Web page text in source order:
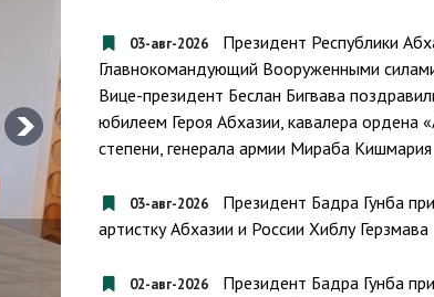
Вооруженными силами Бадра
Бигвава поздравили с 65-летним
Мираба Кишмария
03-авг-2026
Президент Республики
Главнокомандующий Вооруженными
Вице-президент Беслан Бигвава
юбилеем Героя Абхазии, кавалера ордена
степени, генерала армии Мираба Кишмария
03-авг-2026
Президент Бадра Гунба
артистку Абхазии и России Хиблу Герзмава
02-авг-2026
Президент Бадра Гунба